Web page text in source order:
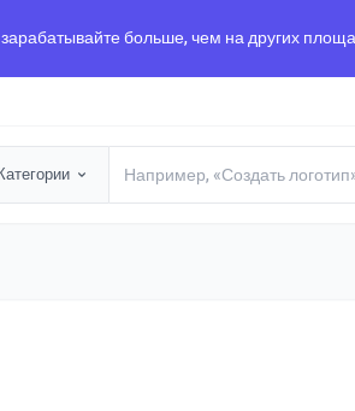
больше, чем на других